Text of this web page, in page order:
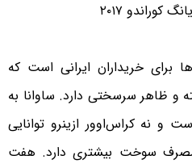
۲۰۱۷
برای خریداران ایرانی است که
داشته و ظاهر سرسختی دارد. ساوانا به
و نه کراس‌اوور ازینرو توانایی
سوخت بیشتری دارد. هفت